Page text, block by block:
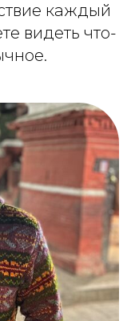
каждый
видеть что-